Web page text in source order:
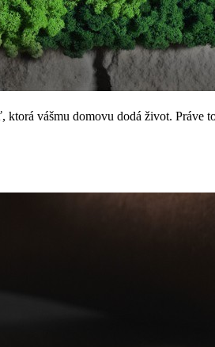
vášmu domovu dodá život. Práve